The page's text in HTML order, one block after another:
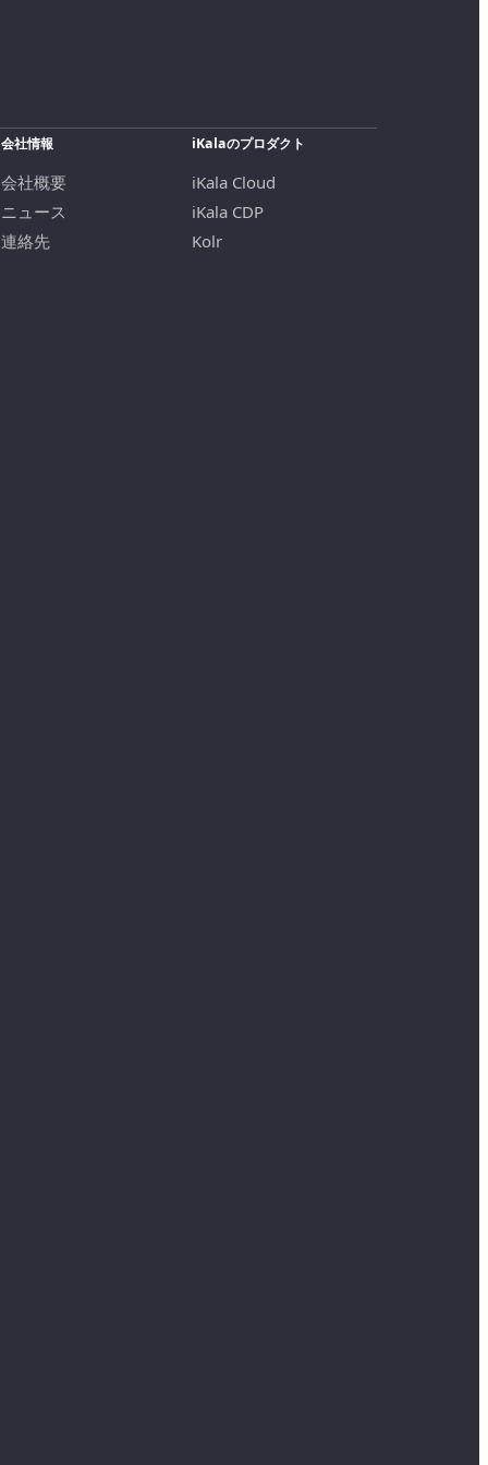
会社情報
会社概要
ニュース
連絡先
iKalaのプロダクト
iKala Cloud
iKala CDP
Kolr